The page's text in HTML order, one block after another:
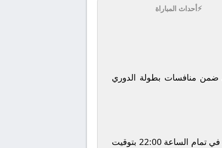
⚡أحداث المباراة
ضمن منافسات بطولة الدوري
في تمام الساعة 22:00 بتوقيت